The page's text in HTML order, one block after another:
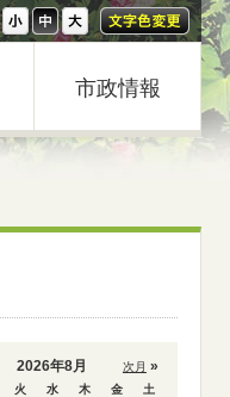
市政情報
次月 »
2026年8月
火 水 木 金
土